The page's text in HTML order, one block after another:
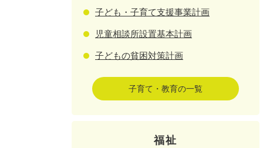
子ども・子育て支援事業計画
児童相談所設置基本計画
子どもの貧困対策計画
子育て・教育の一覧
福祉